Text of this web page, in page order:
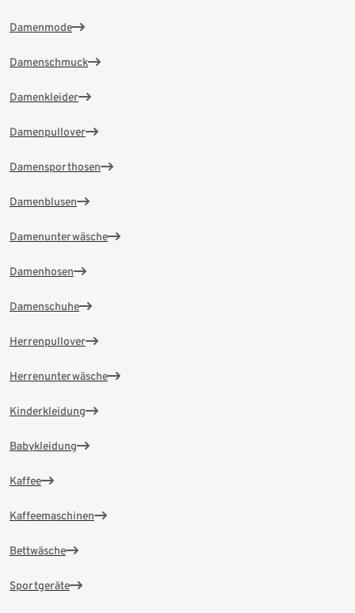
Damenmode
Damenschmuck
Damenkleider
Damenpullover
Damensporthosen
Damenblusen
Damenunterwäsche
Damenhosen
Damenschuhe
Herrenpullover
Herrenunterwäsche
Kinderkleidung
Babykleidung
Kaffee
Kaffeemaschinen
Bettwäsche
Sportgeräte